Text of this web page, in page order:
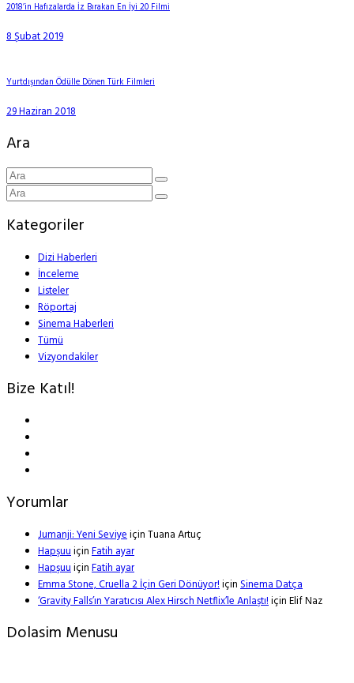
2018’in Hafızalarda İz Bırakan En İyi 20 Filmi
8 Şubat 2019
Yurtdışından Ödülle Dönen Türk Filmleri
29 Haziran 2018
Ara
Kategoriler
Dizi Haberleri
İnceleme
Listeler
Röportaj
Sinema Haberleri
Tümü
Vizyondakiler
Bize Katıl!
Yorumlar
Jumanji: Yeni SeviyeiçinTuana Artuç
HapşuuiçinFatih ayar
HapşuuiçinFatih ayar
Emma Stone, Cruella 2 İçin Geri Dönüyor!içinSinema Datça
‘Gravity Falls’ın Yaratıcısı Alex Hirsch Netflix’le Anlaştı!içinElif Naz
Dolasim Menusu